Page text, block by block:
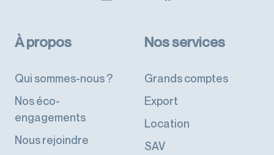
À propos
Qui sommes-nous ?
Nos éco-
engagements
Nous rejoindre
Nos services
Grands comptes
Export
Location
SAV